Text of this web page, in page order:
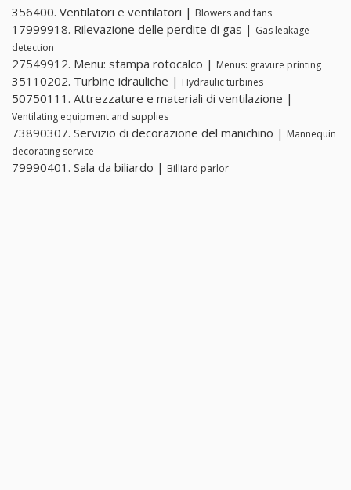
356400. Ventilatori e ventilatori | Blowers and fans
17999918. Rilevazione delle perdite di gas | Gas leakage
detection
27549912. Menu: stampa rotocalco | Menus: gravure printing
35110202. Turbine idrauliche | Hydraulic turbines
50750111. Attrezzature e materiali di ventilazione |
Ventilating equipment and supplies
73890307. Servizio di decorazione del manichino | Mannequin
decorating service
79990401. Sala da biliardo | Billiard parlor